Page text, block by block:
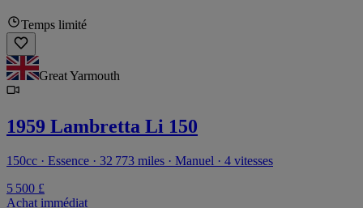
Temps limité
Great Yarmouth
1959 Lambretta Li 150
150cc · Essence · 32 773 miles · Manuel · 4 vitesses
5 500 £
Achat immédiat